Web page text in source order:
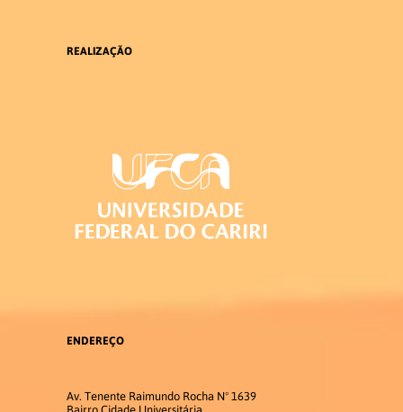
Contato
Pró-Reitoria
REALIZAÇÃO
ENDEREÇO
Av. Tenente Raimundo Rocha Nº 1639